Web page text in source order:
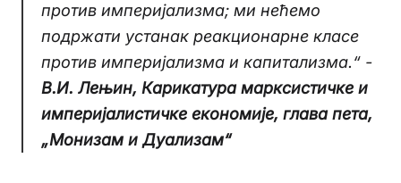
против империјализма; ми нећемо
подржати устанак реакционарне класе
против империјализма и капитализма.“ -
В.И. Лењин, Карикатура марксистичке и
империјалистичке економије, глава пета,
„Монизам и Дуализам“